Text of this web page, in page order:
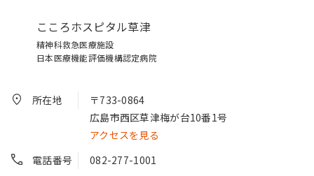
こころホスピタル草津
精神科救急医療施設
日本医療機能評価機構認定病院
所在地
〒733-0864
広島市西区草津梅が台10番1号
アクセスを見る
電話番号
082-277-1001